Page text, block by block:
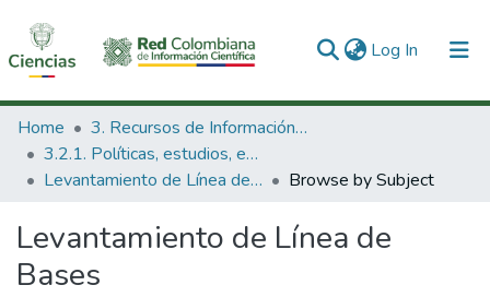
Log In (current)
Communities & Collections
All of DSpace
Home
3. Recursos de Información Científica y Tecnológica
3.2.1. Políticas, estudios, evaluaciones e indicadores de CTeI
Levantamiento de Línea de Bases
Browse by Subject
Levantamiento de Línea de
Bases